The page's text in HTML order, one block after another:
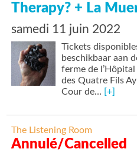
Therapy? + La
samedi 11 juin 2022
Tickets
beschikbaar aan
ferme de
des Quatre Fils
Cour de… [+]
The Listening Room
Annulé/Cancelled